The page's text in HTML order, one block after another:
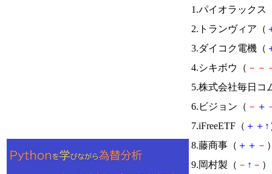
1.パイオラックス
2.トランヴィア（
3.ダイコク電機（
4.シキボウ（ － －
5.株式会社毎日コ
6.ビジョン（ － ＋
7.iFreeETF（ ＋ ＋ ↑
8.藤商事（ ＋ ＋ －
9.岡村製（ － ↑ －